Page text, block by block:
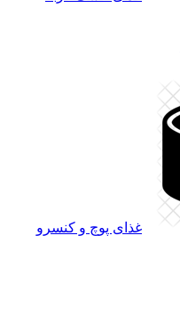
غذای پوچ و کنسرو